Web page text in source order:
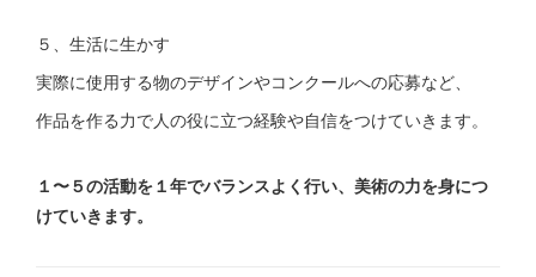
５、生活に生かす
実際に使用する物のデザインやコンクールへの応募など、
作品を作る力で人の役に立つ経験や自信をつけていきます。
１〜５の活動を１年でバランスよく行い、美術の力を身につ
けていきます。